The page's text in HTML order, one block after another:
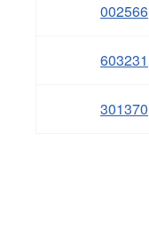
002566
603231
301370